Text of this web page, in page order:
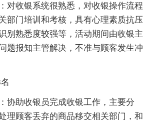
对收银系统很熟悉，对收银操作流程
部门培训和考核，具有心理素质抗压
别熟悉度较强等，活动期间由收银主
题报知主管解决，不准与顾客发生冲
协助收银员完成收银工作，主要分
理顾客丢弃的商品移交相关部门，和